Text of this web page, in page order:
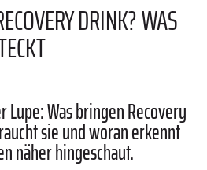
DRINK? WAS
Lupe: Was bringen Recovery
sie und woran erkennt
näher hingeschaut.